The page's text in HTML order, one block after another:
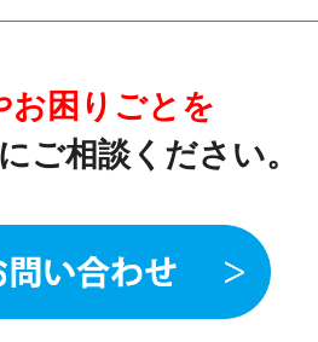
お困りごとを
ご相談ください。